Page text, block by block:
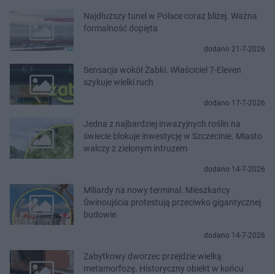
Najdłuższy tunel w Polsce coraz bliżej. Ważna
formalność dopięta
dodano 21-7-2026
Sensacja wokół Żabki. Właściciel 7-Eleven
szykuje wielki ruch
dodano 17-7-2026
Jedna z najbardziej inwazyjnych roślin na
świecie blokuje inwestycję w Szczecinie. Miasto
walczy z zielonym intruzem
dodano 14-7-2026
Miliardy na nowy terminal. Mieszkańcy
Świnoujścia protestują przeciwko gigantycznej
budowie
dodano 14-7-2026
Zabytkowy dworzec przejdzie wielką
metamorfozę. Historyczny obiekt w końcu